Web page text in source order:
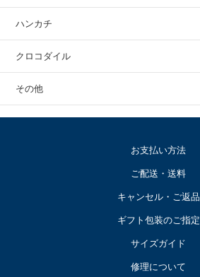
ハンカチ
クロコダイル
その他
お支払い方法
ご配送・送料
キャンセル・ご返品
ギフト包装のご指定
サイズガイド
修理について